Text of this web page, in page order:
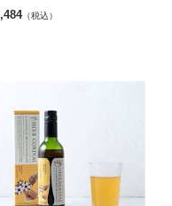
（税込）